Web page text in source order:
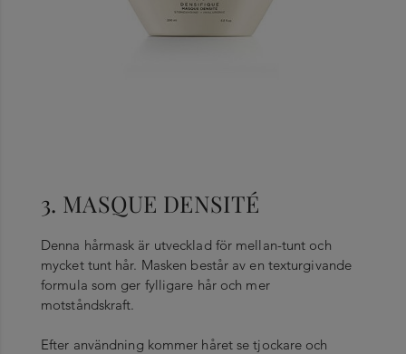
3. MASQUE DENSITÉ
Denna hårmask är utvecklad för mellan-tunt och
mycket tunt hår. Masken består av en texturgivande
formula som ger fylligare hår och mer
motståndskraft.
Efter användning kommer håret se tjockare och